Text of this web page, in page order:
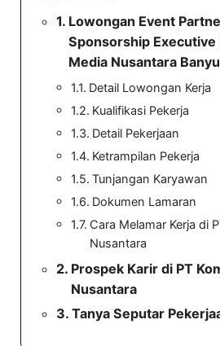
Lowongan Event
Sponsorship Executive
Media Nusantara
Detail Lowongan Kerja
Kualifikasi Pekerja
Detail Pekerjaan
Ketrampilan Pekerja
Tunjangan Karyawan
Dokumen Lamaran
Cara Melamar Kerja di
Nusantara
Prospek Karir di PT
Nusantara
Tanya Seputar